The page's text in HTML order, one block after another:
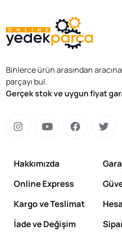
Binlerce ürün arasından
parçayı bul.
Gerçek stok ve uygun fiyat
Hakkımızda
Online Express
Kargo ve Teslimat
İade ve Değişim